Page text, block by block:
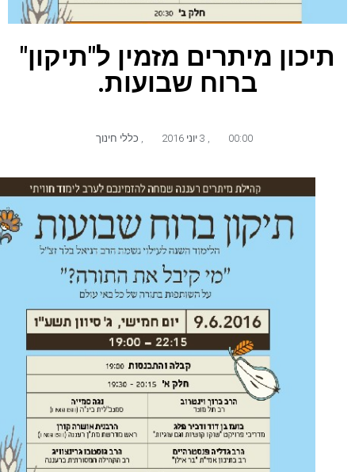
מיתרים מזמין ל"תיקון"
ברוח שבועות.
00:00
,3 יוני 2016 , כללי חינוך